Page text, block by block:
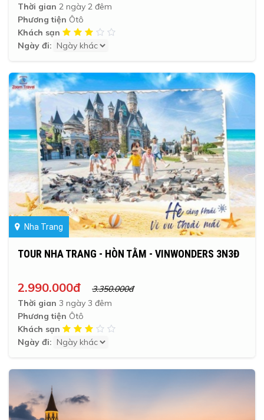
Thời gian 2 ngày 2 đêm
Phương tiện Ôtô
Khách sạn
Ngày đi:
Nha Trang
TOUR NHA TRANG - HÒN TẰM - VINWONDERS 3N3Đ
2.990.000đ
3.350.000đ
Thời gian 3 ngày 3 đêm
Phương tiện Ôtô
Khách sạn
Ngày đi: